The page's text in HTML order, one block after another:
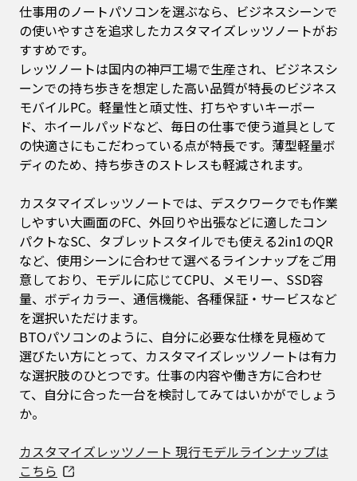
仕事用のノートパソコンを選ぶなら、ビジネスシーンで
の使いやすさを追求したカスタマイズレッツノートがお
すすめです。
レッツノートは国内の神戸工場で生産され、ビジネスシ
ーンでの持ち歩きを想定した高い品質が特長のビジネス
モバイルPC。軽量性と頑丈性、打ちやすいキーボー
ド、ホイールパッドなど、毎日の仕事で使う道具として
の快適さにもこだわっている点が特長です。薄型軽量ボ
ディのため、持ち歩きのストレスも軽減されます。
カスタマイズレッツノートでは、デスクワークでも作業
しやすい大画面のFC、外回りや出張などに適したコン
パクトなSC、タブレットスタイルでも使える2in1のQR
など、使用シーンに合わせて選べるラインナップをご用
意しており、モデルに応じてCPU、メモリー、SSD容
量、ボディカラー、通信機能、各種保証・サービスなど
を選択いただけます。
BTOパソコンのように、自分に必要な仕様を見極めて
選びたい方にとって、カスタマイズレッツノートは有力
な選択肢のひとつです。仕事の内容や働き方に合わせ
て、自分に合った一台を検討してみてはいかがでしょう
か。
カスタマイズレッツノート 現行モデルラインナップは
こちら